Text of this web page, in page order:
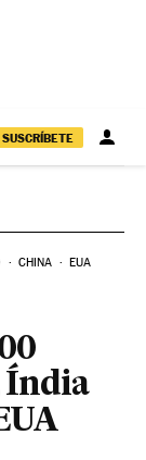
SUSCRÍBETE
CHINA EUA
Índia